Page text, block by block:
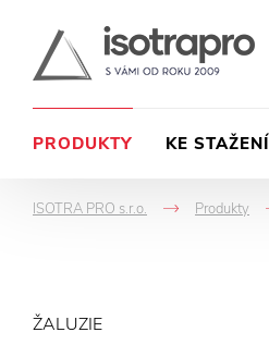
PRODUKTY KE STAŽENÍ
ISOTRA PRO s.r.o.
->
Produkty
ŽALUZIE